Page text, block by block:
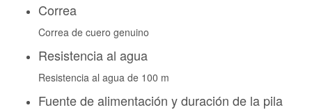
Correa
Correa de cuero genuino
Resistencia al agua
Resistencia al agua de 100 m
Fuente de alimentación y duración de la pila